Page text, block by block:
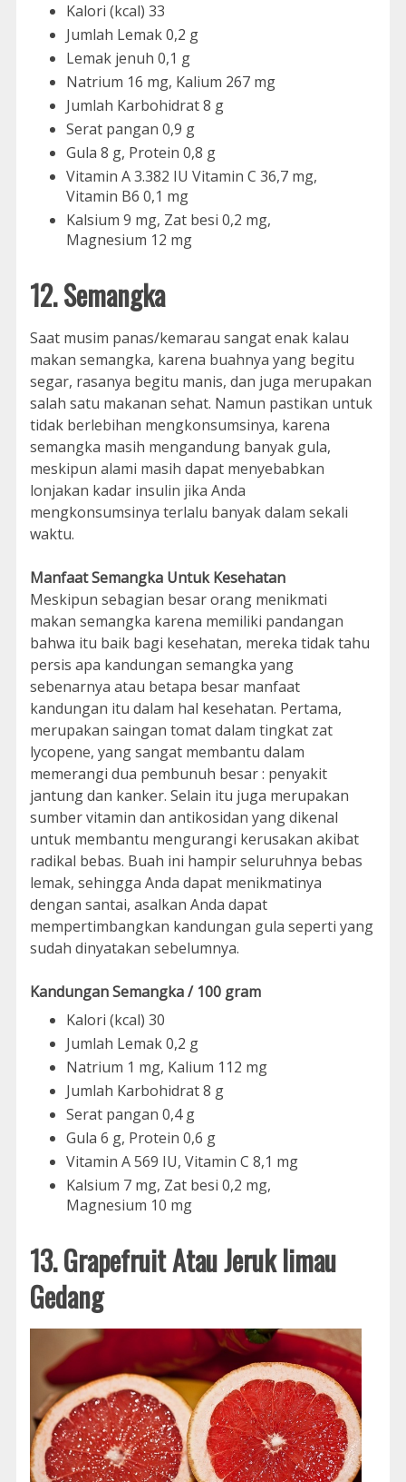
Kalori (kcal) 33
Jumlah Lemak 0,2 g
Lemak jenuh 0,1 g
Natrium 16 mg, Kalium 267 mg
Jumlah Karbohidrat 8 g
Serat pangan 0,9 g
Gula 8 g, Protein 0,8 g
Vitamin A 3.382 IU Vitamin C 36,7 mg,
Vitamin B6 0,1 mg
Kalsium 9 mg, Zat besi 0,2 mg,
Magnesium 12 mg
12. Semangka
Saat musim panas/kemarau sangat enak kalau
makan semangka, karena buahnya yang begitu
segar, rasanya begitu manis, dan juga merupakan
salah satu makanan sehat. Namun pastikan untuk
tidak berlebihan mengkonsumsinya, karena
semangka masih mengandung banyak gula,
meskipun alami masih dapat menyebabkan
lonjakan kadar insulin jika Anda
mengkonsumsinya terlalu banyak dalam sekali
waktu.
Manfaat Semangka Untuk Kesehatan
Meskipun sebagian besar orang menikmati
makan semangka karena memiliki pandangan
bahwa itu baik bagi kesehatan, mereka tidak tahu
persis apa kandungan semangka yang
sebenarnya atau betapa besar manfaat
kandungan itu dalam hal kesehatan. Pertama,
merupakan saingan tomat dalam tingkat zat
lycopene, yang sangat membantu dalam
memerangi dua pembunuh besar : penyakit
jantung dan kanker. Selain itu juga merupakan
sumber vitamin dan antikosidan yang dikenal
untuk membantu mengurangi kerusakan akibat
radikal bebas. Buah ini hampir seluruhnya bebas
lemak, sehingga Anda dapat menikmatinya
dengan santai, asalkan Anda dapat
mempertimbangkan kandungan gula seperti yang
sudah dinyatakan sebelumnya.
Kandungan Semangka / 100 gram
Kalori (kcal) 30
Jumlah Lemak 0,2 g
Natrium 1 mg, Kalium 112 mg
Jumlah Karbohidrat 8 g
Serat pangan 0,4 g
Gula 6 g, Protein 0,6 g
Vitamin A 569 IU, Vitamin C 8,1 mg
Kalsium 7 mg, Zat besi 0,2 mg,
Magnesium 10 mg
13. Grapefruit Atau Jeruk limau
Gedang